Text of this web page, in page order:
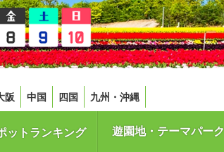
阪 中国 四国 九州・沖縄
ットランキング 遊園地・テーマパーク